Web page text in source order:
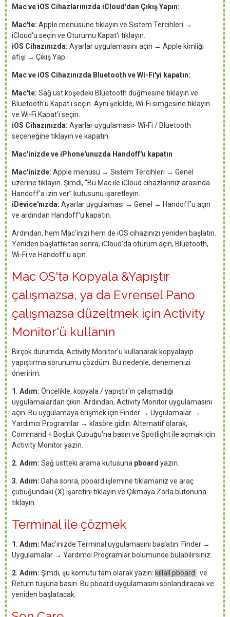
Mac ve iOS Cihazlarınızda iCloud'dan Çıkış Yapın:
Mac'te: Apple menüsüne tıklayın ve Sistem Tercihleri →
iCloud'u seçin ve Oturumu Kapat'ı tıklayın.
iOS Cihazınızda: Ayarlar uygulamasını açın → Apple kimliği
afişi → Çıkış Yap.
Mac ve iOS Cihazınızda Bluetooth ve Wi-Fi'yi kapatın:
Mac'te: Sağ üst köşedeki Bluetooth düğmesine tıklayın ve
Bluetooth'u Kapat'ı seçin. Aynı şekilde, Wi-Fi simgesine tıklayın
ve Wi-Fi Kapat'ı seçin.
iOS Cihazınızda: Ayarlar uygulaması> Wi-Fi / Bluetooth
seçeneğine tıklayın ve kapatın.
Mac'inizde ve iPhone'unuzda Handoff'u kapatın
Mac'inizde: Apple menüsü → Sistem Tercihleri → Genel
üzerine tıklayın. Şimdi, “Bu Mac ile iCloud cihazlarınız arasında
Handoff'a izin ver” kutusunu işaretleyin.
iDevice'nızda: Ayarlar uygulaması → Genel → Handoff'u açın
ve ardından Handoff'u kapatın.
Ardından, hem Mac'inizi hem de iOS cihazınızı yeniden başlatın.
Yeniden başlattıktan sonra, iCloud'da oturum açın, Bluetooth,
Wi-Fi ve Handoff'u açın.
Mac OS'ta Kopyala &Yapıştır
çalışmazsa, ya da Evrensel Pano
çalışmazsa düzeltmek için Activity
Monitor'ü kullanın
Birçok durumda, Activity Monitor'u kullanarak kopyalayıp
yapıştırma sorunumu çözdüm. Bu nedenle, denemenizi
öneririm.
1. Adım: Öncelikle, kopyala / yapıştır'ın çalışmadığı
uygulamalardan çıkın. Ardından, Activity Monitor uygulamasını
açın. Bu uygulamaya erişmek için Finder → Uygulamalar →
Yardımcı Programlar → klasöre gidin. Alternatif olarak,
Command + Boşluk Çubuğu'na basın ve Spotlight ile açmak için
Activity Monitor yazın.
2. Adım: Sağ üstteki arama kutusuna pboard yazın.
3. Adım: Daha sonra, pboard işlemine tıklamanız ve araç
çubuğundaki (X) işaretini tıklayın ve Çıkmaya Zorla butonuna
tıklayın.
Terminal ile çözmek
1. Adım: Mac'inizde Terminal uygulamasını başlatın. Finder →
Uygulamalar → Yardımcı Programlar bölümünde bulabilirsiniz.
2. Adım: Şimdi, şu komutu tam olarak yazın: killall pboard
ve
Return tuşuna basın. Bu pboard uygulamasını sonlandıracak ve
yeniden başlatacak.